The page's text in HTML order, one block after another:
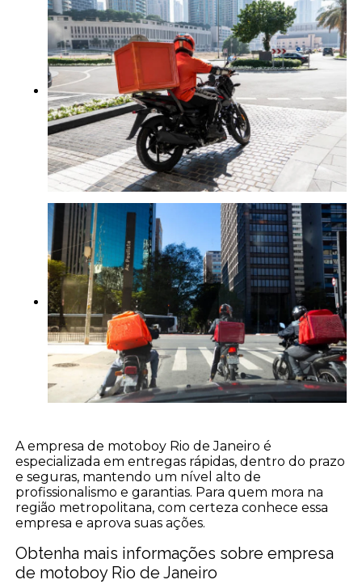
A empresa de motoboy Rio de Janeiro é
especializada em entregas rápidas, dentro do prazo
e seguras, mantendo um nível alto de
profissionalismo e garantias. Para quem mora na
região metropolitana, com certeza conhece essa
empresa e aprova suas ações.
Obtenha mais informações sobre empresa
de motoboy Rio de Janeiro